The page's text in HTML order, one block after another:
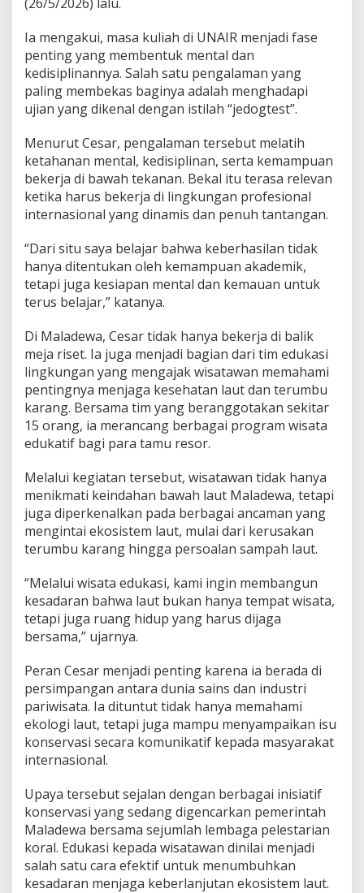
Ia mengakui, masa kuliah di UNAIR menjadi fase
penting yang membentuk mental dan
kedisiplinannya. Salah satu pengalaman yang
paling membekas baginya adalah menghadapi
ujian yang dikenal dengan istilah “jedogtest”.
Menurut Cesar, pengalaman tersebut melatih
ketahanan mental, kedisiplinan, serta kemampuan
bekerja di bawah tekanan. Bekal itu terasa relevan
ketika harus bekerja di lingkungan profesional
internasional yang dinamis dan penuh tantangan.
“Dari situ saya belajar bahwa keberhasilan tidak
hanya ditentukan oleh kemampuan akademik,
tetapi juga kesiapan mental dan kemauan untuk
terus belajar,” katanya.
Di Maladewa, Cesar tidak hanya bekerja di balik
meja riset. Ia juga menjadi bagian dari tim edukasi
lingkungan yang mengajak wisatawan memahami
pentingnya menjaga kesehatan laut dan terumbu
karang. Bersama tim yang beranggotakan sekitar
15 orang, ia merancang berbagai program wisata
edukatif bagi para tamu resor.
Melalui kegiatan tersebut, wisatawan tidak hanya
menikmati keindahan bawah laut Maladewa, tetapi
juga diperkenalkan pada berbagai ancaman yang
mengintai ekosistem laut, mulai dari kerusakan
terumbu karang hingga persoalan sampah laut.
“Melalui wisata edukasi, kami ingin membangun
kesadaran bahwa laut bukan hanya tempat wisata,
tetapi juga ruang hidup yang harus dijaga
bersama,” ujarnya.
Peran Cesar menjadi penting karena ia berada di
persimpangan antara dunia sains dan industri
pariwisata. Ia dituntut tidak hanya memahami
ekologi laut, tetapi juga mampu menyampaikan isu
konservasi secara komunikatif kepada masyarakat
internasional.
Upaya tersebut sejalan dengan berbagai inisiatif
konservasi yang sedang digencarkan pemerintah
Maladewa bersama sejumlah lembaga pelestarian
koral. Edukasi kepada wisatawan dinilai menjadi
salah satu cara efektif untuk menumbuhkan
kesadaran menjaga keberlanjutan ekosistem laut.